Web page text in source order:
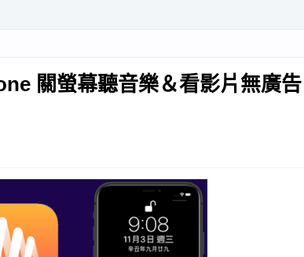
關螢幕聽音樂＆看影片無廣告